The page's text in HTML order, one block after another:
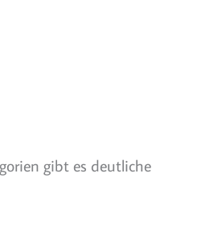
gibt es deutliche